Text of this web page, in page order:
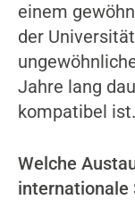
einem
der
Jahre lang
kompatibel ist.
Welche
internationale